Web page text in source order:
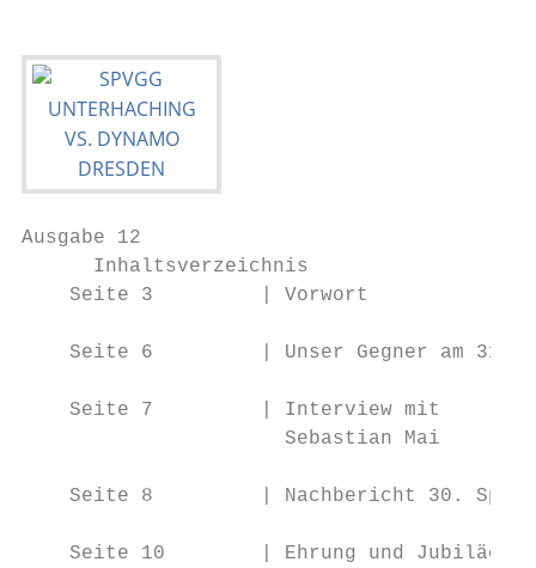
Ausgabe 12
      Inhaltsverzeichnis
    Seite 3         | Vorwort
Seite 6         | Unser Gegner am 31.
    Seite 7         | Interview mit
                      Sebastian Mai
Seite 8         | Nachbericht 30.
    Seite 10        | Ehrung und Jubiläen